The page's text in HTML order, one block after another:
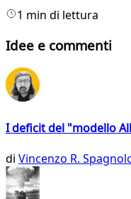
1 min di lettura
Idee e commenti
I deficit del "modello
di Vincenzo R.